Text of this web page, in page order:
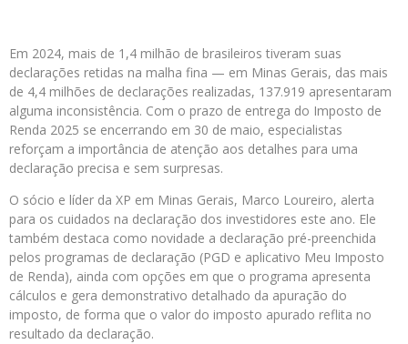
Em 2024, mais de 1,4 milhão de brasileiros tiveram suas
declarações retidas na malha fina — em Minas Gerais, das mais
de 4,4 milhões de declarações realizadas, 137.919 apresentaram
alguma inconsistência. Com o prazo de entrega do Imposto de
Renda 2025 se encerrando em 30 de maio, especialistas
reforçam a importância de atenção aos detalhes para uma
declaração precisa e sem surpresas.
O sócio e líder da XP em Minas Gerais, Marco Loureiro, alerta
para os cuidados na declaração dos investidores este ano. Ele
também destaca como novidade a declaração pré-preenchida
pelos programas de declaração (PGD e aplicativo Meu Imposto
de Renda), ainda com opções em que o programa apresenta
cálculos e gera demonstrativo detalhado da apuração do
imposto, de forma que o valor do imposto apurado reflita no
resultado da declaração.